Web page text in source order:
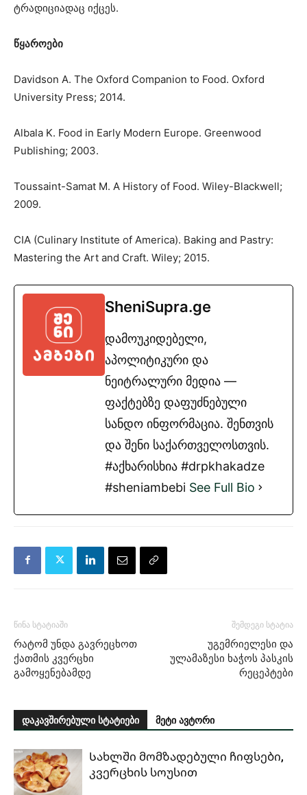
ტრადიციადაც იქცეს.
წყაროები
Davidson A. The Oxford Companion to Food. Oxford
University Press; 2014.
Albala K. Food in Early Modern Europe. Greenwood
Publishing; 2003.
Toussaint-Samat M. A History of Food. Wiley-Blackwell;
2009.
CIA (Culinary Institute of America). Baking and Pastry:
Mastering the Art and Craft. Wiley; 2015.
SheniSupra.ge
დამოუკიდებელი,
აპოლიტიკური და
ნეიტრალური მედია —
ფაქტებზე დაფუძნებული
სანდო ინფორმაცია. შენთვის
და შენი საქართველოსთვის.
#აქხარისხია #drpkhakadze
#sheniambebi See Full Bio
წინა სტატიაში
რატომ უნდა გავრეცხოთ
ქათმის კვერცხი
გამოყენებამდე
შემდეგი სტატია
უგემრიელესი და
ულამაზესი ხაჭოს პასკის
რეცეპტები
დაკავშირებული სტატიები მეტი ავტორი
Სახლში მომზადებული ჩიფსები,
კვერცხის სოუსით